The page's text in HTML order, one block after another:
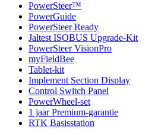
PowerSteer™
PowerGuide
PowerSteer Ready
Jaltest ISOBUS Upgrade-Kit
PowerSteer VisionPro
myFieldBee
Tablet-kit
Implement Section Display
Control Switch Panel
PowerWheel-set
1 jaar Premium-garantie
RTK Basisstation